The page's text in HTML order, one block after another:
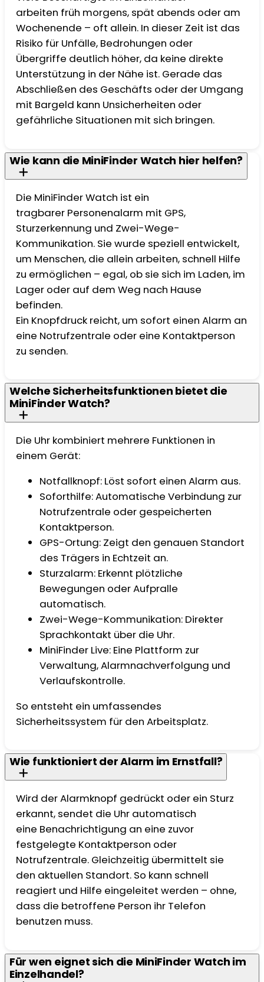
arbeiten früh morgens, spät abends oder am
Wochenende – oft allein. In dieser Zeit ist das
Risiko für Unfälle, Bedrohungen oder
Übergriffe deutlich höher, da keine direkte
Unterstützung in der Nähe ist. Gerade das
Abschließen des Geschäfts oder der Umgang
mit Bargeld kann Unsicherheiten oder
gefährliche Situationen mit sich bringen.
Wie kann die MiniFinder Watch hier helfen?
Die MiniFinder Watch ist ein
tragbarer Personenalarm mit GPS,
Sturzerkennung und Zwei-Wege-
Kommunikation. Sie wurde speziell entwickelt,
um Menschen, die allein arbeiten, schnell Hilfe
zu ermöglichen – egal, ob sie sich im Laden, im
Lager oder auf dem Weg nach Hause
befinden.
Ein Knopfdruck reicht, um sofort einen Alarm an
eine Notrufzentrale oder eine Kontaktperson
zu senden.
Welche Sicherheitsfunktionen bietet die
MiniFinder Watch?
Die Uhr kombiniert mehrere Funktionen in
einem Gerät:
Notfallknopf: Löst sofort einen Alarm aus.
Soforthilfe: Automatische Verbindung zur
Notrufzentrale oder gespeicherten
Kontaktperson.
GPS-Ortung: Zeigt den genauen Standort
des Trägers in Echtzeit an.
Sturzalarm: Erkennt plötzliche
Bewegungen oder Aufpralle
automatisch.
Zwei-Wege-Kommunikation: Direkter
Sprachkontakt über die Uhr.
MiniFinder Live: Eine Plattform zur
Verwaltung, Alarmnachverfolgung und
Verlaufskontrolle.
So entsteht ein umfassendes
Sicherheitssystem für den Arbeitsplatz.
Wie funktioniert der Alarm im Ernstfall?
Wird der Alarmknopf gedrückt oder ein Sturz
erkannt, sendet die Uhr automatisch
eine Benachrichtigung an eine zuvor
festgelegte Kontaktperson oder
Notrufzentrale. Gleichzeitig übermittelt sie
den aktuellen Standort. So kann schnell
reagiert und Hilfe eingeleitet werden – ohne,
dass die betroffene Person ihr Telefon
benutzen muss.
Für wen eignet sich die MiniFinder Watch im
Einzelhandel?